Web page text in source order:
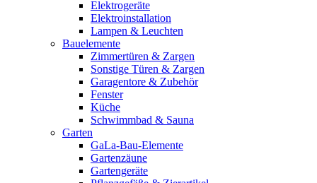
Elektrogeräte
Elektroinstallation
Lampen & Leuchten
Bauelemente
Zimmertüren & Zargen
Sonstige Türen & Zargen
Garagentore & Zubehör
Fenster
Küche
Schwimmbad & Sauna
Garten
GaLa-Bau-Elemente
Gartenzäune
Gartengeräte